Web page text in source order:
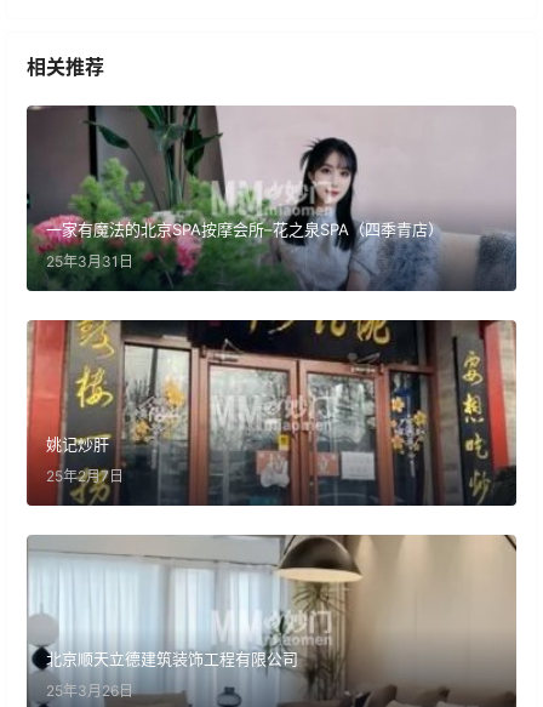
相关推荐
一家有魔法的北京SPA按摩会所–花之泉SPA（四季青店）
25年3月31日
姚记炒肝
25年2月7日
北京顺天立德建筑装饰工程有限公司
25年3月26日